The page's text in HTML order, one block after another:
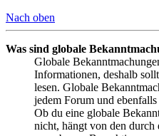
Nach oben
Was sind globale
Globale
Informationen, deshalb
lesen. Globale
jedem Forum und
Ob du eine globale
nicht, hängt von den